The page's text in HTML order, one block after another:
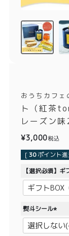
お誕生日
価格別
〜¥1,999
TOP
商品
おうちカフェ
ト（紅茶
レーズン
¥3,000税込
[30 ポイント
【選択必須】ギ
熨斗シール
(
必